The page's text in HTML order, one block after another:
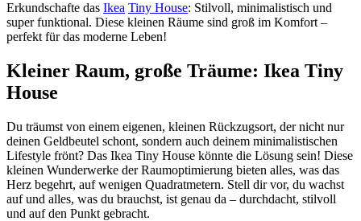
Erkundschafte das Ikea Tiny House: Stilvoll, minimalistisch und
super funktional. Diese kleinen Räume sind groß im Komfort –
perfekt für das moderne Leben!
Kleiner Raum, große Träume: Ikea Tiny
House
Du träumst von einem eigenen, kleinen Rückzugsort, der nicht nur
deinen Geldbeutel schont, sondern auch deinem minimalistischen
Lifestyle frönt? Das Ikea Tiny House könnte die Lösung sein! Diese
kleinen Wunderwerke der Raumoptimierung bieten alles, was das
Herz begehrt, auf wenigen Quadratmetern. Stell dir vor, du wachst
auf und alles, was du brauchst, ist genau da – durchdacht, stilvoll
und auf den Punkt gebracht.